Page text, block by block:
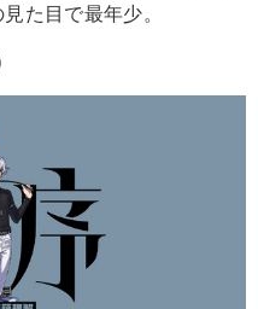
た目で最年少。